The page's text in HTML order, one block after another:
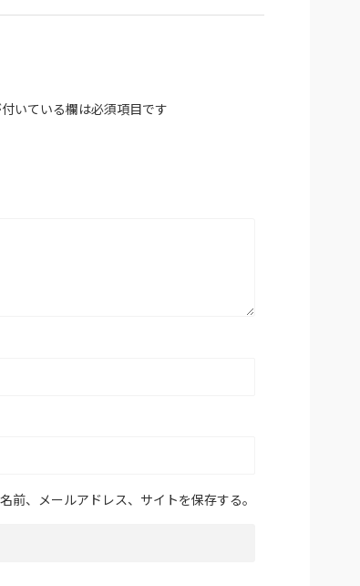
いている欄は必須項目です
、メールアドレス、サイトを保存する。